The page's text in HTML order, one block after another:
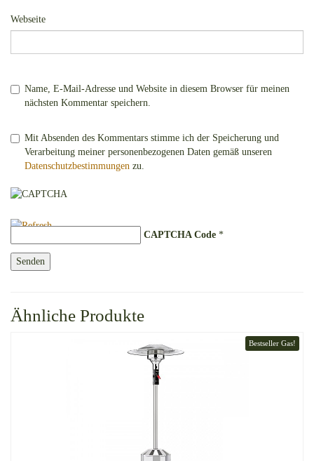
Webseite
Name, E-Mail-Adresse und Website in diesem Browser für meinen
nächsten Kommentar speichern.
Mit Absenden des Kommentars stimme ich der Speicherung und
Verarbeitung meiner personenbezogenen Daten gemäß unseren
Datenschutzbestimmungen zu.
CAPTCHA Code *
Ähnliche Produkte
Bestseller Gas!